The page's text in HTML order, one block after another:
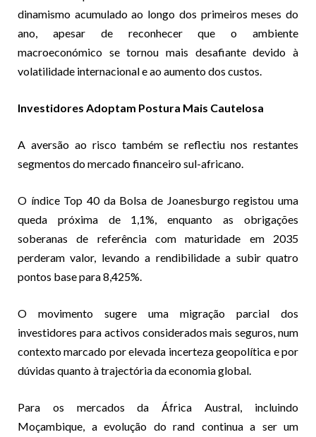
dinamismo acumulado ao longo dos primeiros meses do
ano, apesar de reconhecer que o ambiente
macroeconómico se tornou mais desafiante devido à
volatilidade internacional e ao aumento dos custos.
Investidores Adoptam Postura Mais Cautelosa
A aversão ao risco também se reflectiu nos restantes
segmentos do mercado financeiro sul-africano.
O índice Top 40 da Bolsa de Joanesburgo registou uma
queda próxima de 1,1%, enquanto as obrigações
soberanas de referência com maturidade em 2035
perderam valor, levando a rendibilidade a subir quatro
pontos base para 8,425%.
O movimento sugere uma migração parcial dos
investidores para activos considerados mais seguros, num
contexto marcado por elevada incerteza geopolítica e por
dúvidas quanto à trajectória da economia global.
Para os mercados da África Austral, incluindo
Moçambique, a evolução do rand continua a ser um